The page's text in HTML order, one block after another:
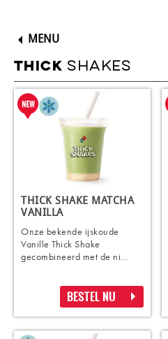
MENU
THICK SHAKES
THICK SHAKE MATCHA
VANILLA
Onze bekende ijskoude
Vanille Thick Shake
gecombineerd met de ni...
BESTEL NU